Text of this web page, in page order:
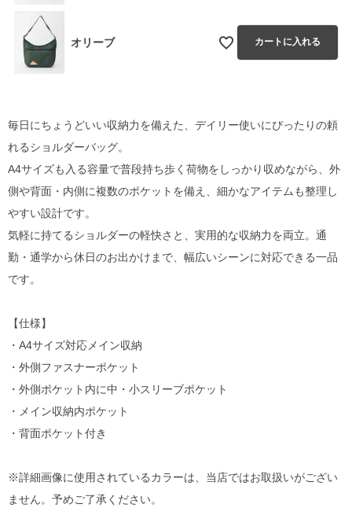
オリーブ カートに入れる
毎日にちょうどいい収納力を備えた、デイリー使いにぴったりの頼
れるショルダーバッグ。
A4サイズも入る容量で普段持ち歩く荷物をしっかり収めながら、外
側や背面・内側に複数のポケットを備え、細かなアイテムも整理し
やすい設計です。
気軽に持てるショルダーの軽快さと、実用的な収納力を両立。通
勤・通学から休日のお出かけまで、幅広いシーンに対応できる一品
です。
【仕様】
・A4サイズ対応メイン収納
・外側ファスナーポケット
・外側ポケット内に中・小スリーブポケット
・メイン収納内ポケット
・背面ポケット付き
※詳細画像に使用されているカラーは、当店ではお取扱いがござい
ません。予めご了承ください。